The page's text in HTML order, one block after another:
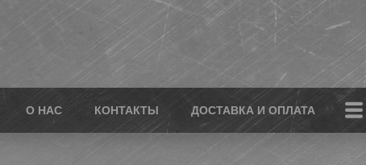
О НАС КОНТАКТЫ ДОСТАВКА И ОПЛАТА